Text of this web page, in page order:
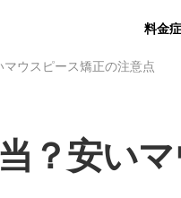
料金
マウスピース矯正の注意点
？安い